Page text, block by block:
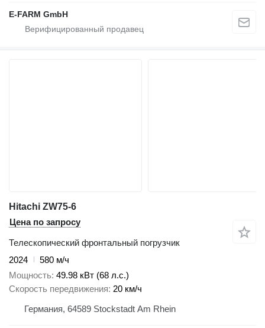
E-FARM GmbH
Hitachi ZW75-6
Цена по запросу
Телескопический фронтальный погрузчик
2024
580 м/ч
Мощность 49.98 кВт (68 л.с.)
Скорость передвижения 20 км/ч
Германия, 64589 Stockstadt Am Rhein